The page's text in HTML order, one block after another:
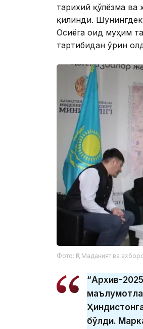
тарихий қўлёзма
қилинди.
Осиёга оид муҳим
тартибидан ўрин
Фото: ҚР Маданият ва
“Архив-
бўлди.